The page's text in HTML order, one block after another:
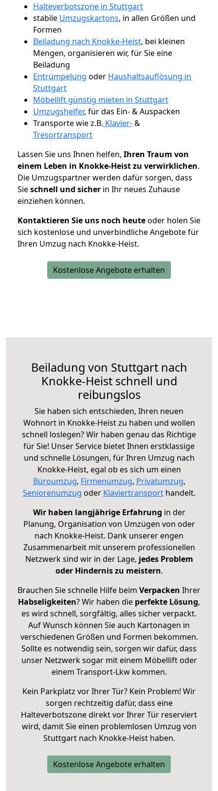
Halteverbotszone in Stuttgart
stabile Umzugskartons, in allen Größen und
Formen
Beiladung nach Knokke-Heist, bei kleinen
Mengen, organisieren wir, für Sie eine
Beiladung
Entrümpelung oder Haushaltsauflösung in
Stuttgart
Möbellift günstig mieten in Stuttgart
Umzugshelfer, für das Ein- & Auspacken
Transporte wie z.B. Klavier-&
Tresortransport
Lassen Sie uns Ihnen helfen, Ihren Traum von
einem Leben in Knokke-Heist zu verwirklichen.
Die Umzugspartner werden dafür sorgen, dass
Sieschnell und sicher in Ihr neues Zuhause
einziehen können.
Kontaktieren Sie uns noch heuteoder holen Sie
sich kostenlose und unverbindliche Angebote für
Ihren Umzug nach Knokke-Heist.
Kostenlose Angebote erhalten
Beiladung von Stuttgart nach
Knokke-Heist schnell und
reibungslos
Sie haben sich entschieden, Ihren neuen
Wohnort in Knokke-Heist zu haben und wollen
schnell loslegen? Wir haben genau das Richtige
für Sie! Unser Service bietet Ihnen erstklassige
und schnelle Lösungen, für Ihren Umzug nach
Knokke-Heist, egal ob es sich um einen
Büroumzug, Firmenumzug, Privatumzug,
Seniorenumzug oder Klaviertransporthandelt.
Wir haben langjährige Erfahrung in der
Planung, Organisation von Umzügen von oder
nach Knokke-Heist. Dank unserer engen
Zusammenarbeit mit unserem professionellen
Netzwerk sind wir in der Lage, jedes Problem
oder Hindernis zu meistern.
Brauchen Sie schnelle Hilfe beim Verpacken Ihrer
Habseligkeiten? Wir haben die perfekte Lösung,
es wird schnell, sorgfältig, alles sicher verpackt.
Auf Wunsch können Sie auch Kartonagen in
verschiedenen Größen und Formen bekommen.
Sollte es notwendig sein, sorgen wir dafür, dass
unser Netzwerk sogar mit einem Möbellift oder
einem Transport-Lkw kommen.
Kein Parkplatz vor Ihrer Tür? Kein Problem! Wir
sorgen rechtzeitig dafür, dass eine
Halteverbotszone direkt vor Ihrer Tür reserviert
wird, damit Sie einen problemlosen Umzug von
Stuttgart nach Knokke-Heist haben.
Kostenlose Angebote erhalten